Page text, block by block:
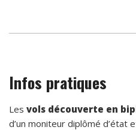
Infos pratiques
Les vols découverte en
d’un moniteur diplômé d’état